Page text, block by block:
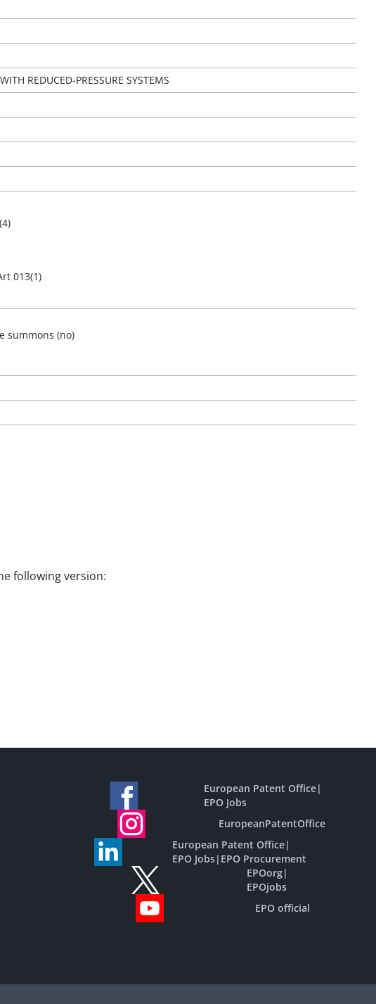
REDUCED-PRESSURE SYSTEMS
013(1)
summons (no)
following version:
European Patent Office|
EPO Jobs
EuropeanPatentOffice
European Patent Office|
EPO Jobs| EPO Procurement
EPOorg|
EPOjobs
EPO official